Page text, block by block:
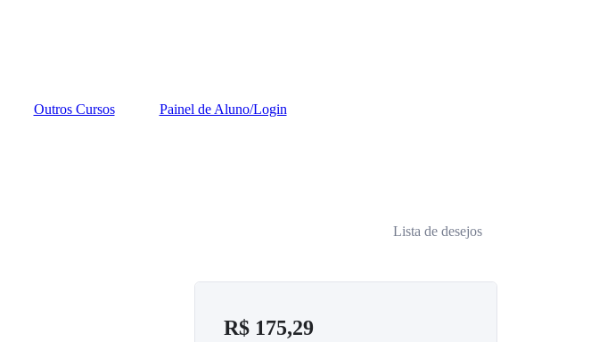
Outros Cursos
Painel de Aluno/Login
Lista de desejos
R$ 175,29